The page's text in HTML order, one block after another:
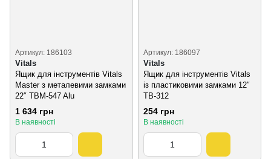
Артикул: 186103
Vitals
Ящик для інструментів Vitals
Master з металевими замками
22″ TBM-547 Alu
1 634 грн
В наявності
Артикул: 186097
Vitals
Ящик для інструментів Vitals
із пластиковими замками 12″
TB-312
254 грн
В наявності